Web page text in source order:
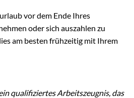
vor dem Ende Ihres
oder sich auszahlen zu
am besten frühzeitig mit Ihrem
qualifiziertes Arbeitszeugnis, das